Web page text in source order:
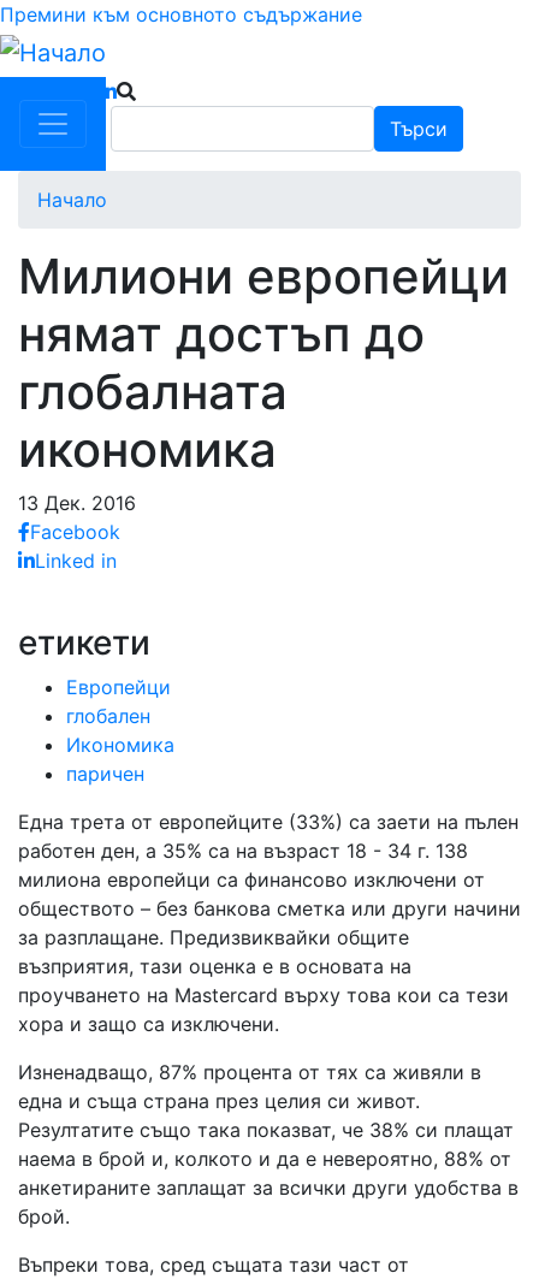
Премини към основното съдържание
Търси
Начало
Милиони европейци
нямат достъп до
глобалната
икономика
13 Дек. 2016
Facebook
Linked in
етикети
Европейци
глобален
Икономика
паричен
Една трета от европейците (33%) са заети на пълен
работен ден, а 35% са на възраст 18 - 34 г. 138
милиона европейци са финансово изключени от
обществото – без банкова сметка или други начини
за разплащане. Предизвиквайки общите
възприятия, тази оценка е в основата на
проучването на Mastercard върху това кои са тези
хора и защо са изключени.
Изненадващо, 87% процента от тях са живяли в
една и съща страна през целия си живот.
Резултатите също така показват, че 38% си плащат
наема в брой и, колкото и да е невероятно, 88% от
анкетираните заплащат за всички други удобства в
брой.
Въпреки това, сред същата тази част от